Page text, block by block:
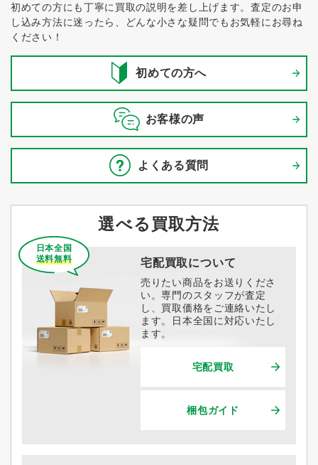
初めての方にも丁寧に買取の説明を差し上げます。査定のお申
し込み方法に迷ったら、どんな小さな疑問でもお気軽にお尋ね
ください！
初めての方へ
お客様の声
よくある質問
選べる買取方法
宅配買取について
日本全国
送料無料
売りたい商品をお送りくださ
い。専門のスタッフが査定
し、買取価格をご連絡いたし
ます。日本全国に対応いたし
ます。
宅配買取
梱包ガイド